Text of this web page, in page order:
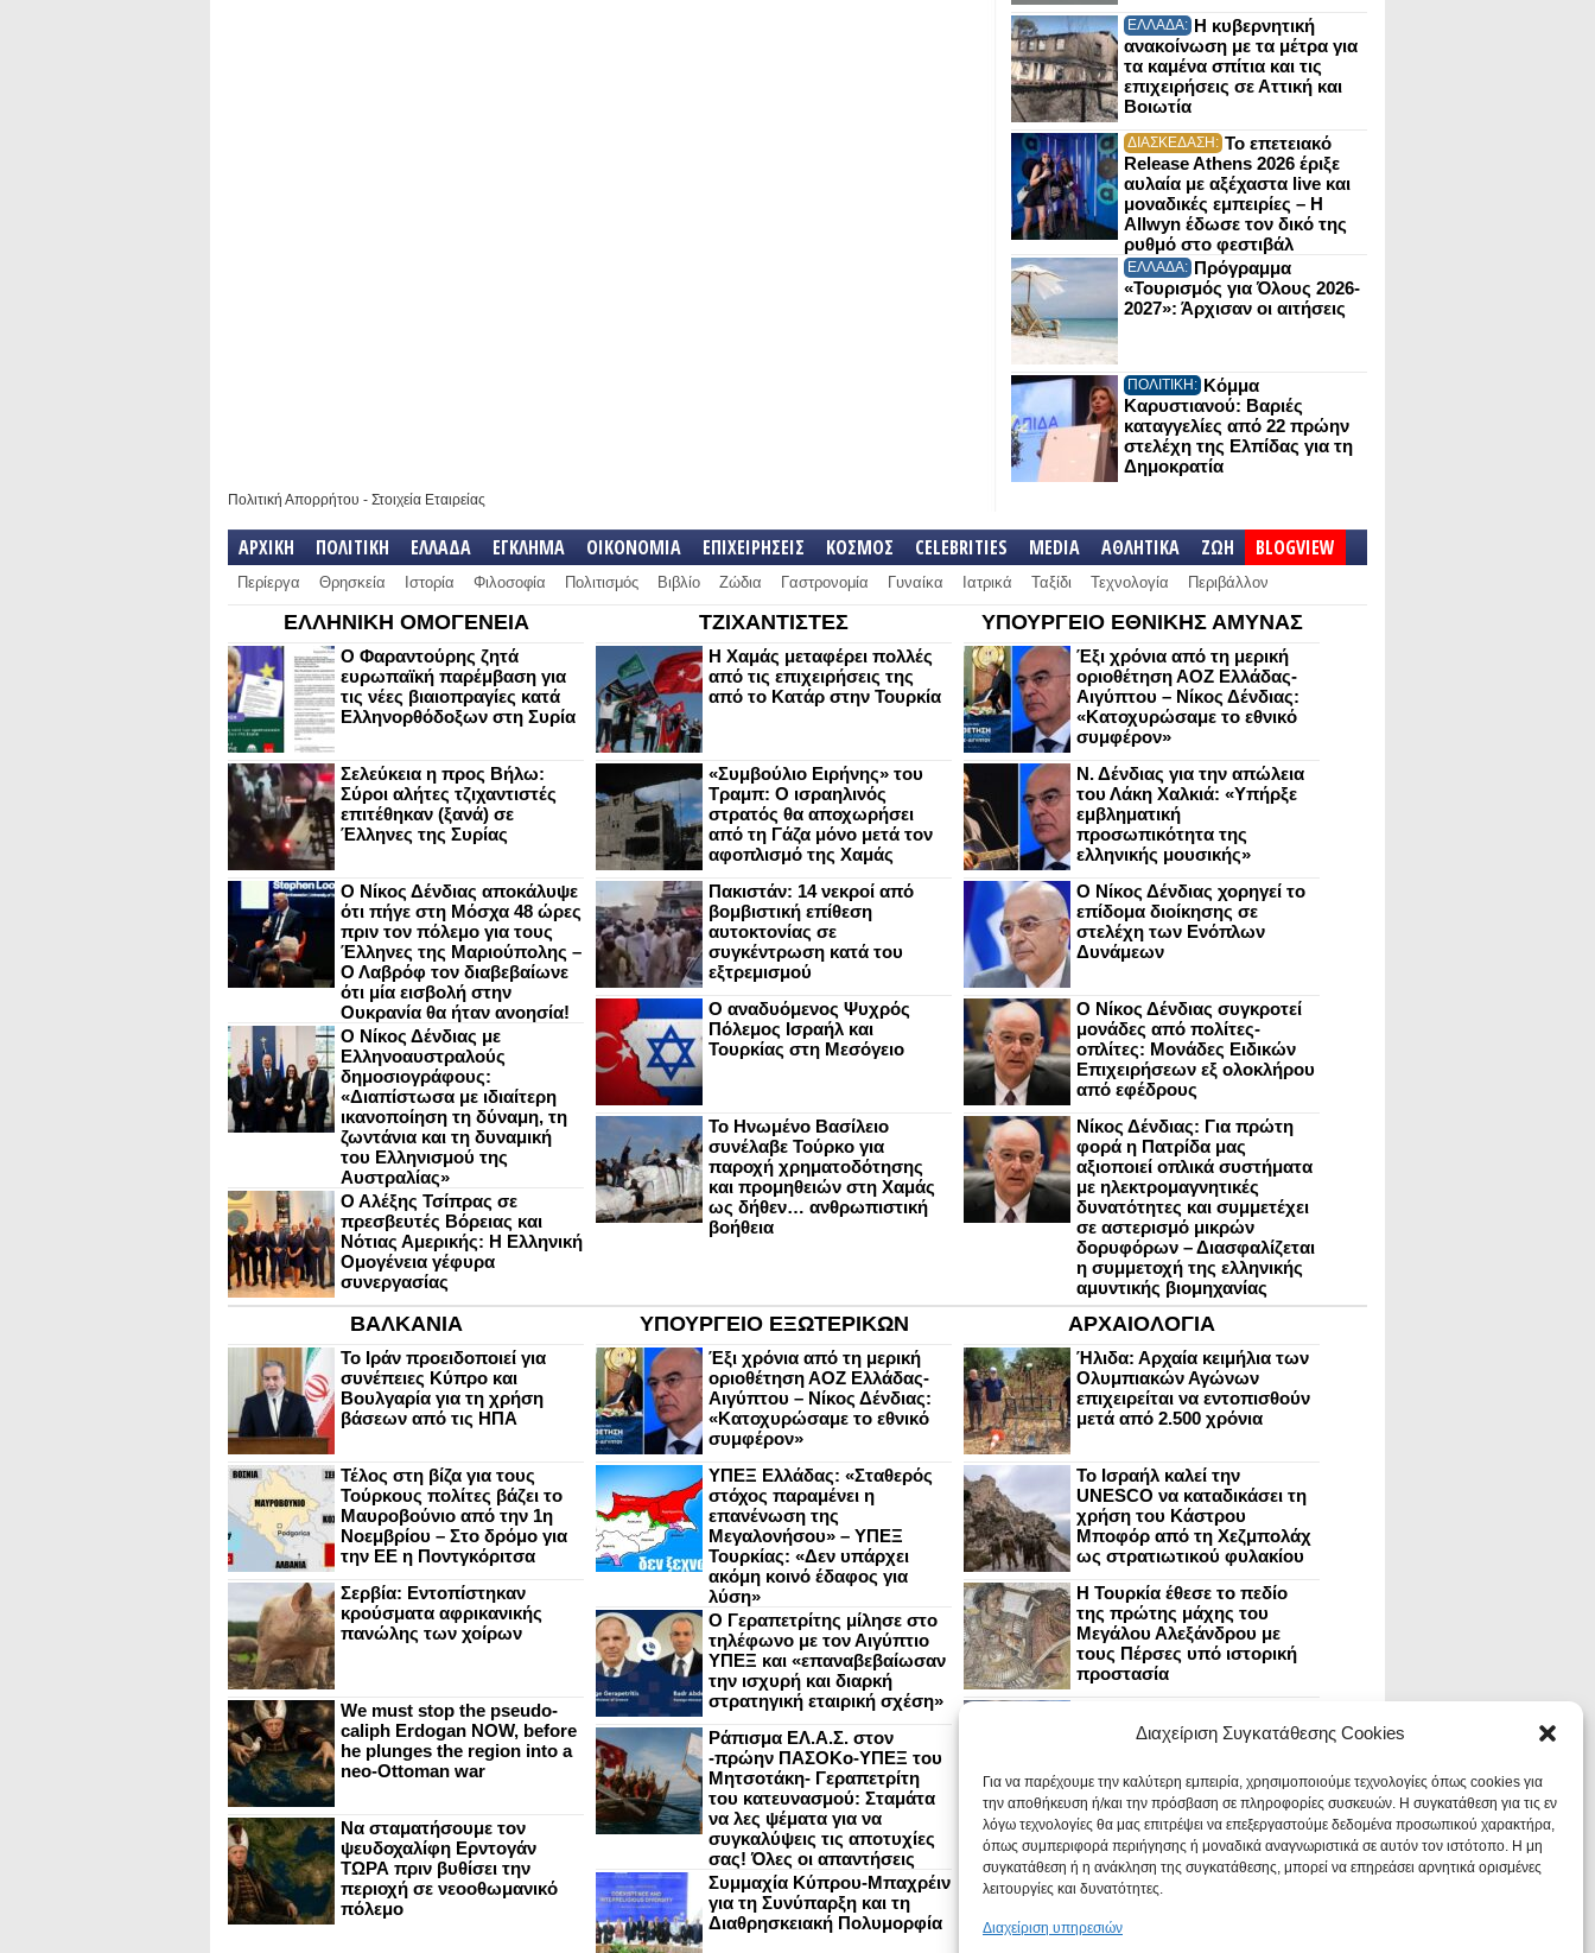
Διαχείριση Συγκατάθεσης Cookies
Για να παρέχουμε την καλύτερη εμπειρία, χρησιμοποιούμε τεχνολογίες όπως cookies για
την αποθήκευση ή/και την πρόσβαση σε πληροφορίες συσκευών. Η συγκατάθεση για τις εν
λόγω τεχνολογίες θα μας επιτρέψει να επεξεργαστούμε δεδομένα προσωπικού χαρακτήρα,
όπως συμπεριφορά περιήγησης ή μοναδικά αναγνωριστικά σε αυτόν τον ιστότοπο. Η μη
συγκατάθεση ή η ανάκληση της συγκατάθεσης, μπορεί να επηρεάσει αρνητικά ορισμένες
λειτουργίες και δυνατότητες.
Διαχείριση υπηρεσιών
ΕΛΛΑΔΑ: Η κυβερνητική
ανακοίνωση με τα μέτρα για
τα καμένα σπίτια και τις
επιχειρήσεις σε Αττική και
Βοιωτία
ΔΙΑΣΚΕΔΑΣΗ: Το επετειακό
Release Athens 2026 έριξε
αυλαία με αξέχαστα live και
μοναδικές εμπειρίες – Η
Allwyn έδωσε τον δικό της
ρυθμό στο φεστιβάλ
ΕΛΛΑΔΑ: Πρόγραμμα
«Τουρισμός για Όλους 2026-
2027»: Άρχισαν οι αιτήσεις
ΠΟΛΙΤΙΚΗ: Κόμμα
Καρυστιανού: Βαριές
καταγγελίες από 22 πρώην
στελέχη της Ελπίδας για τη
Δημοκρατία
Πολιτική Απορρήτου - Στοιχεία Εταιρείας
ΑΡΧΙΚΗ ΠΟΛΙΤΙΚΗ ΕΛΛΑΔΑ ΕΓΚΛΗΜΑ ΟΙΚΟΝΟΜΙΑ ΕΠΙΧΕΙΡΗΣΕΙΣ ΚΟΣΜΟΣ CELEBRITIES MEDIA ΑΘΛΗΤΙΚΑ ΖΩΗ BLOGVIEW
Περίεργα Θρησκεία Ιστορία Φιλοσοφία Πολιτισμός Βιβλίο Ζώδια Γαστρονομία Γυναίκα Ιατρικά Ταξίδι Τεχνολογία Περιβάλλον
ΕΛΛΗΝΙΚΗ ΟΜΟΓΕΝΕΙΑ
Ο Φαραντούρης ζητά
ευρωπαϊκή παρέμβαση για
τις νέες βιαιοπραγίες κατά
Ελληνορθόδοξων στη Συρία
Σελεύκεια η προς Βήλω:
Σύροι αλήτες τζιχαντιστές
επιτέθηκαν (ξανά) σε
Έλληνες της Συρίας
Ο Νίκος Δένδιας αποκάλυψε
ότι πήγε στη Μόσχα 48 ώρες
πριν τον πόλεμο για τους
Έλληνες της Μαριούπολης –
Ο Λαβρόφ τον διαβεβαίωνε
ότι μία εισβολή στην
Ουκρανία θα ήταν ανοησία!
Ο Νίκος Δένδιας με
Ελληνοαυστραλούς
δημοσιογράφους:
«Διαπίστωσα με ιδιαίτερη
ικανοποίηση τη δύναμη, τη
ζωντάνια και τη δυναμική
του Ελληνισμού της
Αυστραλίας»
Ο Αλέξης Τσίπρας σε
πρεσβευτές Βόρειας και
Νότιας Αμερικής: Η Ελληνική
Ομογένεια γέφυρα
συνεργασίας
ΤΖΙΧΑΝΤΙΣΤΕΣ
Η Χαμάς μεταφέρει πολλές
από τις επιχειρήσεις της
από το Κατάρ στην Τουρκία
«Συμβούλιο Ειρήνης» του
Τραμπ: Ο ισραηλινός
στρατός θα αποχωρήσει
από τη Γάζα μόνο μετά τον
αφοπλισμό της Χαμάς
Πακιστάν: 14 νεκροί από
βομβιστική επίθεση
αυτοκτονίας σε
συγκέντρωση κατά του
εξτρεμισμού
Ο αναδυόμενος Ψυχρός
Πόλεμος Ισραήλ και
Τουρκίας στη Μεσόγειο
Το Ηνωμένο Βασίλειο
συνέλαβε Τούρκο για
παροχή χρηματοδότησης
και προμηθειών στη Χαμάς
ως δήθεν… ανθρωπιστική
βοήθεια
ΥΠΟΥΡΓΕΙΟ ΕΘΝΙΚΗΣ ΑΜΥΝΑΣ
Έξι χρόνια από τη μερική
οριοθέτηση ΑΟΖ Ελλάδας-
Αιγύπτου – Νίκος Δένδιας:
«Κατοχυρώσαμε το εθνικό
συμφέρον»
Ν. Δένδιας για την απώλεια
του Λάκη Χαλκιά: «Υπήρξε
εμβληματική
προσωπικότητα της
ελληνικής μουσικής»
Ο Νίκος Δένδιας χορηγεί το
επίδομα διοίκησης σε
στελέχη των Ενόπλων
Δυνάμεων
Ο Νίκος Δένδιας συγκροτεί
μονάδες από πολίτες-
οπλίτες: Μονάδες Ειδικών
Επιχειρήσεων εξ ολοκλήρου
από εφέδρους
Νίκος Δένδιας: Για πρώτη
φορά η Πατρίδα μας
αξιοποιεί οπλικά συστήματα
με ηλεκτρομαγνητικές
δυνατότητες και συμμετέχει
σε αστερισμό μικρών
δορυφόρων – Διασφαλίζεται
η συμμετοχή της ελληνικής
αμυντικής βιομηχανίας
ΒΑΛΚΑΝΙΑ
Το Ιράν προειδοποιεί για
συνέπειες Κύπρο και
Βουλγαρία για τη χρήση
βάσεων από τις ΗΠΑ
Τέλος στη βίζα για τους
Τούρκους πολίτες βάζει το
Μαυροβούνιο από την 1η
Νοεμβρίου – Στο δρόμο για
την ΕΕ η Ποντγκόριτσα
Σερβία: Εντοπίστηκαν
κρούσματα αφρικανικής
πανώλης των χοίρων
We must stop the pseudo-
caliph Erdogan NOW, before
he plunges the region into a
neo-Ottoman war
Να σταματήσουμε τον
ψευδοχαλίφη Ερντογάν
ΤΩΡΑ πριν βυθίσει την
περιοχή σε νεοοθωμανικό
πόλεμο
ΥΠΟΥΡΓΕΙΟ ΕΞΩΤΕΡΙΚΩΝ
Έξι χρόνια από τη μερική
οριοθέτηση ΑΟΖ Ελλάδας-
Αιγύπτου – Νίκος Δένδιας:
«Κατοχυρώσαμε το εθνικό
συμφέρον»
ΥΠΕΞ Ελλάδας: «Σταθερός
στόχος παραμένει η
επανένωση της
Μεγαλονήσου» – ΥΠΕΞ
Τουρκίας: «Δεν υπάρχει
ακόμη κοινό έδαφος για
λύση»
Ο Γεραπετρίτης μίλησε στο
τηλέφωνο με τον Αιγύπτιο
ΥΠΕΞ και «επαναβεβαίωσαν
την ισχυρή και διαρκή
στρατηγική εταιρική σχέση»
Ράπισμα ΕΛ.Α.Σ. στον
-πρώην ΠΑΣΟΚο-ΥΠΕΞ του
Μητσοτάκη- Γεραπετρίτη
του κατευνασμού: Σταμάτα
να λες ψέματα για να
συγκαλύψεις τις αποτυχίες
σας! Όλες οι απαντήσεις
Συμμαχία Κύπρου-Μπαχρέιν
για τη Συνύπαρξη και τη
Διαθρησκειακή Πολυμορφία
ΑΡΧΑΙΟΛΟΓΙΑ
Ήλιδα: Αρχαία κειμήλια των
Ολυμπιακών Αγώνων
επιχειρείται να εντοπισθούν
μετά από 2.500 χρόνια
Το Ισραήλ καλεί την
UNESCO να καταδικάσει τη
χρήση του Κάστρου
Μποφόρ από τη Χεζμπολάχ
ως στρατιωτικού φυλακίου
Η Τουρκία έθεσε το πεδίο
της πρώτης μάχης του
Μεγάλου Αλεξάνδρου με
τους Πέρσες υπό ιστορική
προστασία
ανακτόρου στην
στο Παλάτι των Δεσποτών
Οι Νεάντερταλ έκαναν
οδοντιατρικές επεμβάσεις σε
χαλασμένα δόντια, σύμφωνα
με ευρήματα